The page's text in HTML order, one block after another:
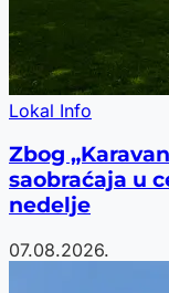
Lokal Info
Zbog
saobraćaja u
nedelje
07.08.2026.